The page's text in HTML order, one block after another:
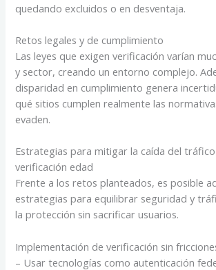
quedando excluidos o en desventaja.
Retos legales y de cumplimiento
Las leyes que exigen verificación varían
y sector, creando un entorno complejo.
disparidad en cumplimiento genera
qué sitios cumplen realmente las
evaden.
Estrategias para mitigar la caída del
verificación edad
Frente a los retos planteados, es posible
estrategias para equilibrar seguridad y
la protección sin sacrificar usuarios.
Implementación de verificación sin
– Usar tecnologías como autenticación